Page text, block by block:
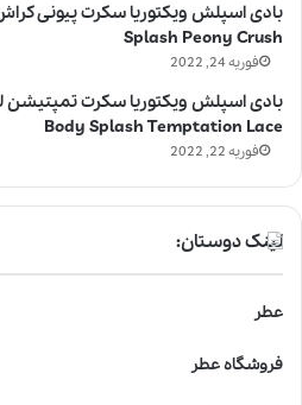
Splash Peony Crush
فوریه 24, 2022
Body Splash Temptation Lace
فوریه 22, 2022
لینک دوستان:
عطر
فروشگاه عطر